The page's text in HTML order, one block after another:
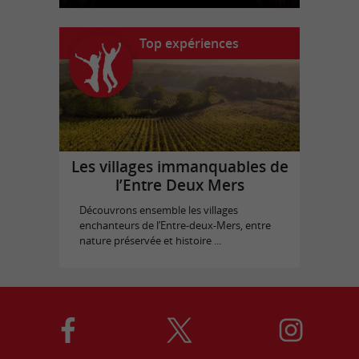
Top expériences
Les villages immanquables de
l’Entre Deux Mers
Découvrons ensemble les villages
enchanteurs de l’Entre-deux-Mers, entre
nature préservée et histoire ...